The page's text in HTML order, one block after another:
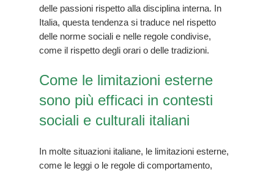
delle passioni rispetto alla disciplina interna. In
Italia, questa tendenza si traduce nel rispetto
delle norme sociali e nelle regole condivise,
come il rispetto degli orari o delle tradizioni.
Come le limitazioni esterne
sono più efficaci in contesti
sociali e culturali italiani
In molte situazioni italiane, le limitazioni esterne,
come le leggi o le regole di comportamento,